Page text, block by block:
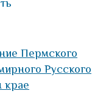
Пермского
Русского
крае